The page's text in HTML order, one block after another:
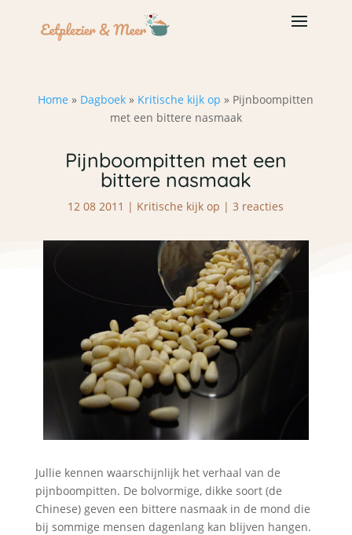
Home » Dagboek » Kritische kijk op » Pijnboompitten
met een bittere nasmaak
Pijnboompitten met een
bittere nasmaak
12 08 2011 | Kritische kijk op |3 reacties
Jullie kennen waarschijnlijk het verhaal van de
pijnboompitten. De bolvormige, dikke soort (de
Chinese) geven een bittere nasmaak in de mond die
bij sommige mensen dagenlang kan blijven hangen.